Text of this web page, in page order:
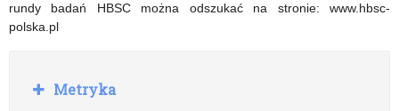
rundy badań HBSC można odszukać na stronie: www.hbsc-
polska.pl
R
o
Metryka